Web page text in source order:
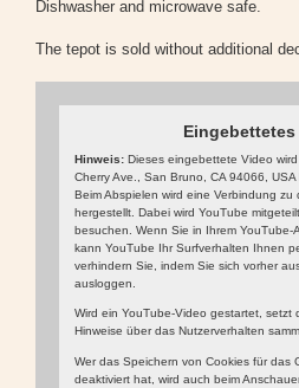
Dishwasher and microwave safe.
The tepot is sold without additional
Eingebettetes
Hinweis:Dieses eingebettete Video
Cherry Ave., San Bruno, CA 94066, USA
Beim Abspielen wird eine Verbindung zu
hergestellt. Dabei wird YouTube
besuchen. Wenn Sie in Ihrem YouTube-
kann YouTube Ihr Surfverhalten Ihnen
verhindern Sie, indem Sie sich vorher
ausloggen.
Wird ein YouTube-Video gestartet, setzt
Hinweise über das Nutzerverhalten
Wer das Speichern von Cookies für das
deaktiviert hat, wird auch beim